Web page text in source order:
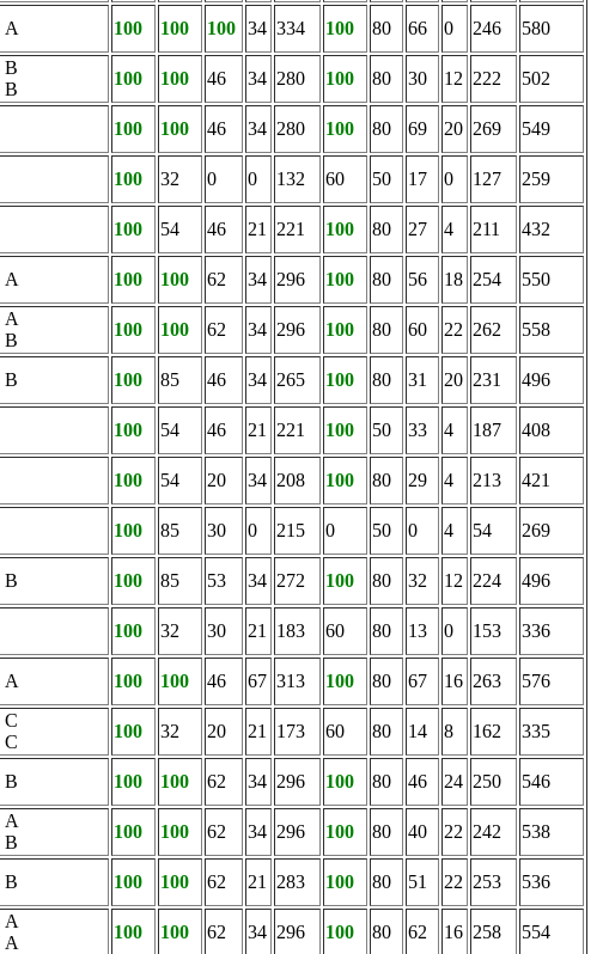
A 100 100 100 34 334 100 80 66 0 246
580
B
B
100 100 46 34 280 100 80 30 12 222
502
100 100 46 34 280 100 80 69 20 269
549
100 32 0 0 132 60 50 17 0 127
259
100 54 46 21 221 100 80 27 4 211
432
A 100 100 62 34 296 100 80 56 18 254
550
A
B
100 100 62 34 296 100 80 60 22 262
558
B 100 85 46 34 265 100 80 31 20 231
496
100 54 46 21 221 100 50 33 4 187
408
100 54 20 34 208 100 80 29 4 213
421
100 85 30 0 215 0 50 0 4 54
269
B 100 85 53 34 272 100 80 32 12 224
496
100 32 30 21 183 60 80 13 0 153
336
A 100 100 46 67 313 100 80 67 16 263
576
100 32 20 21 173 60 80 14 8 162
335
B 100 100 62 34 296 100 80 46 24 250
546
A
B
100 100 62 34 296 100 80 40 22 242
538
B 100 100 62 21 283 100 80 51 22 253
536
A
A
100 100 62 34 296 100 80 62 16 258
554